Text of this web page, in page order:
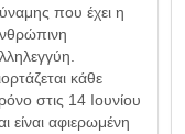
που έχει η
κάθε
στις 14 Ιουνίου
είναι αφιερωμένη